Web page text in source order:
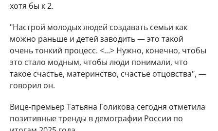
хотя бы к 2.
"Настрой молодых людей создавать семьи как
можно раньше и детей заводить — это такой
очень тонкий процесс. <...> Нужно, конечно, чтобы
это стало модным, чтобы люди понимали, что
такое счастье, материнство, счастье отцовства", —
говорил он.
Вице-премьер Татьяна Голикова сегодня отметила
позитивные тренды в демографии России по